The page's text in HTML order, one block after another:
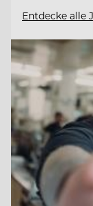
Entdecke alle